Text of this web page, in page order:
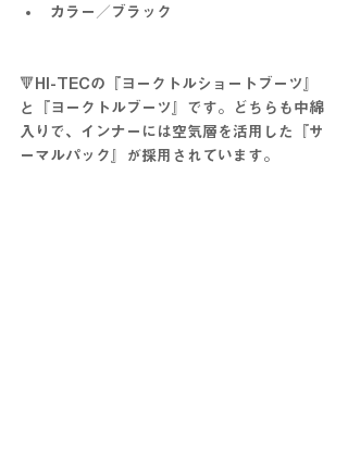
カラー／ブラック
🔻HI-TECの『ヨークトルショートブーツ』
と『ヨークトルブーツ』です。どちらも中綿
入りで、インナーには空気層を活用した『サ
ーマルパック』が採用されています。